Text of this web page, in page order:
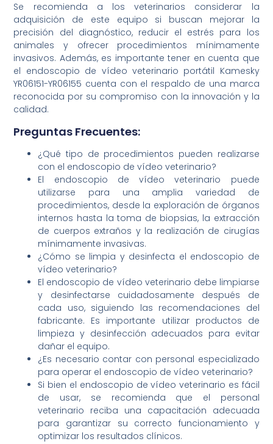
Se recomienda a los veterinarios considerar la
adquisición de este equipo si buscan mejorar la
precisión del diagnóstico, reducir el estrés para los
animales y ofrecer procedimientos mínimamente
invasivos. Además, es importante tener en cuenta que
el endoscopio de vídeo veterinario portátil Kamesky
YR06151-YR06155 cuenta con el respaldo de una marca
reconocida por su compromiso con la innovación y la
calidad.
Preguntas Frecuentes:
¿Qué tipo de procedimientos pueden realizarse
con el endoscopio de vídeo veterinario?
El endoscopio de vídeo veterinario puede
utilizarse para una amplia variedad de
procedimientos, desde la exploración de órganos
internos hasta la toma de biopsias, la extracción
de cuerpos extraños y la realización de cirugías
mínimamente invasivas.
¿Cómo se limpia y desinfecta el endoscopio de
vídeo veterinario?
El endoscopio de vídeo veterinario debe limpiarse
y desinfectarse cuidadosamente después de
cada uso, siguiendo las recomendaciones del
fabricante. Es importante utilizar productos de
limpieza y desinfección adecuados para evitar
dañar el equipo.
¿Es necesario contar con personal especializado
para operar el endoscopio de vídeo veterinario?
Si bien el endoscopio de vídeo veterinario es fácil
de usar, se recomienda que el personal
veterinario reciba una capacitación adecuada
para garantizar su correcto funcionamiento y
optimizar los resultados clínicos.